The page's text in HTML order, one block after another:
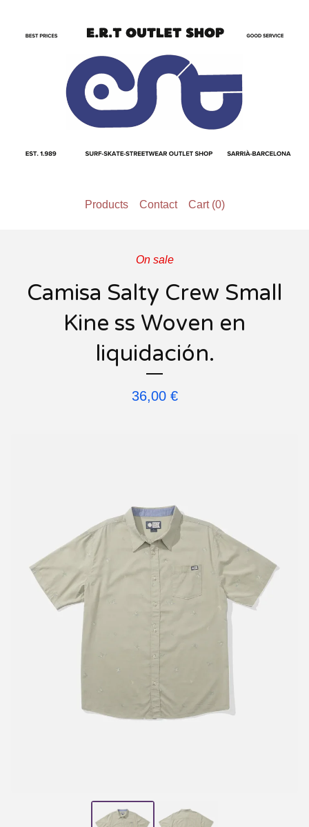
Products Contact Cart (0)
On sale
Camisa Salty Crew Small
Kine ss Woven en
liquidación.
36,00 €